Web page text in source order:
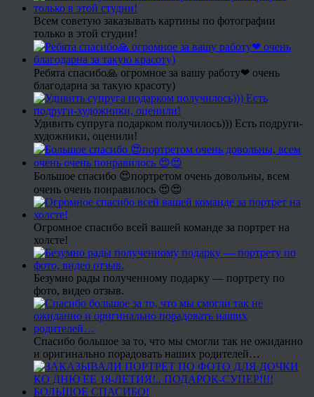
Всем советую заказывать картины по фотографии
только в этой студии!
Ребята спасибо🙏 огромное за вашу работу❤ очень
благодарна за такую красоту)
Удивить супруга подарком получилось))) Есть подруги-
художники, оценили!
Большое спасибо 😍портретом очень довольны, всем
очень очень понравилось 😍😍
Огромное спасибо всей вашей команде за портрет на
холсте!
Безумно рады полученному подарку — портрету по
фото, видео отзыв.
Спасибо большое за то, что мы смогли так не ожиданно
и оригинально порадовать наших родителей…